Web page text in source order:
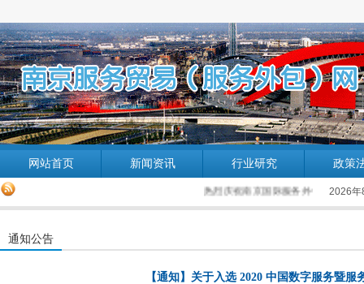
网站首页 新闻资讯 行业研究 政策
热烈庆祝南京国际服务外包企业协会
2026年
通知公告
【通知】关于入选 2020 中国数字服务暨